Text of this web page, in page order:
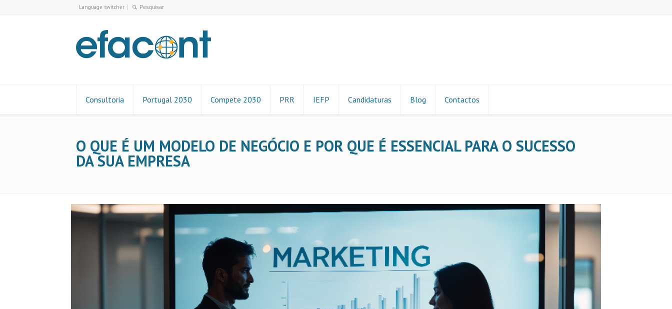
Language switcher
Consultoria Portugal 2030 Compete 2030 PRR IEFP Candidaturas Blog Contactos
O QUE É UM MODELO DE NEGÓCIO E POR QUE É ESSENCIAL PARA O SUCESSO
DA SUA EMPRESA